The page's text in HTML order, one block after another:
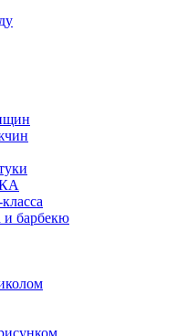
барбекю